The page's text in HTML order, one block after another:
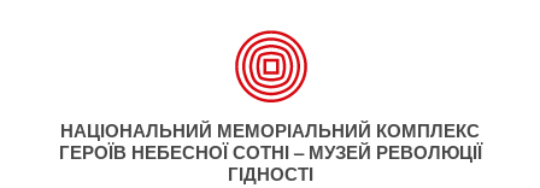
НАЦІОНАЛЬНИЙ МЕМОРІАЛЬНИЙ КОМПЛЕКС
ГЕРОЇВ НЕБЕСНОЇ СОТНІ – МУЗЕЙ РЕВОЛЮЦІЇ
ГІДНОСТІ